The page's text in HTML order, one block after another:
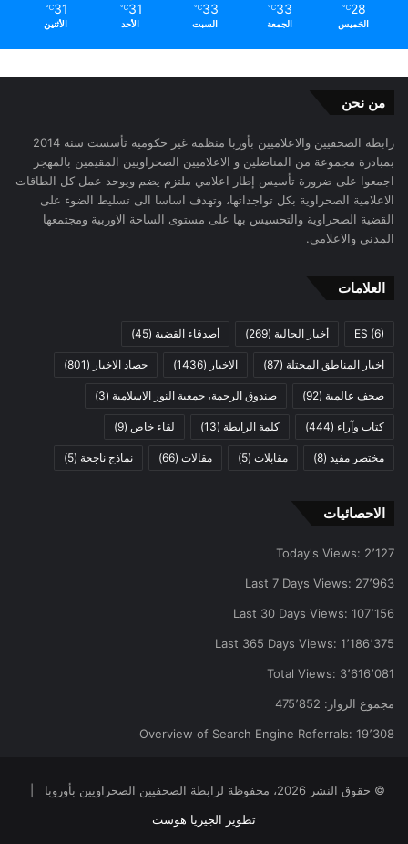
28
℃
الخميس
33
℃
الجمعة
33
℃
السبت
31
℃
الأحد
31
℃
الأثنين
من نحن
رابطة الصحفيين والاعلاميين بأوربا منظمة غير حكومية تأسست سنة 2014
بمبادرة مجموعة من المناضلين و الاعلاميين الصحراويين المقيمين بالمهجر
اجمعوا على ضرورة تأسيس إطار اعلامي ملتزم يضم ويوحد عمل كل الطاقات
الاعلامية الصحراوية بكل تواجداتها، وتهدف اساسا الى تسليط الضوء على
القضية الصحراوية والتحسيس بها على مستوى الساحة الاوربية ومجتمعها
المدني والاعلامي.
العلامات
ES (6) أخبار الجالية (269) أصدقاء القضية (45)
اخبار المناطق المحتلة (87) الاخبار (1436) حصاد الاخبار (801)
صحف عالمية (92) صندوق الرحمة، جمعية النور الاسلامية (3)
كتاب وآراء (444) كلمة الرابطة (13) لقاء خاص (9)
مختصر مفيد (8) مقابلات (5) مقالات (66) نماذج ناجحة (5)
الاحصائيات
Today's Views: 2٬127
Last 7 Days Views: 27٬963
Last 30 Days Views: 107٬156
Last 365 Days Views: 1٬186٬375
Total Views: 3٬616٬081
مجموع الزوار: 475٬852
Overview of Search Engine Referrals: 19٬308
© حقوق النشر 2026، محفوظة لرابطة الصحفيين الصحراويين بأوروبا |
تطوير الجيريا هوست